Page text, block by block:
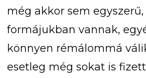
még akkor sem
formájukban vannak,
könnyen rémálommá
esetleg még sokat is